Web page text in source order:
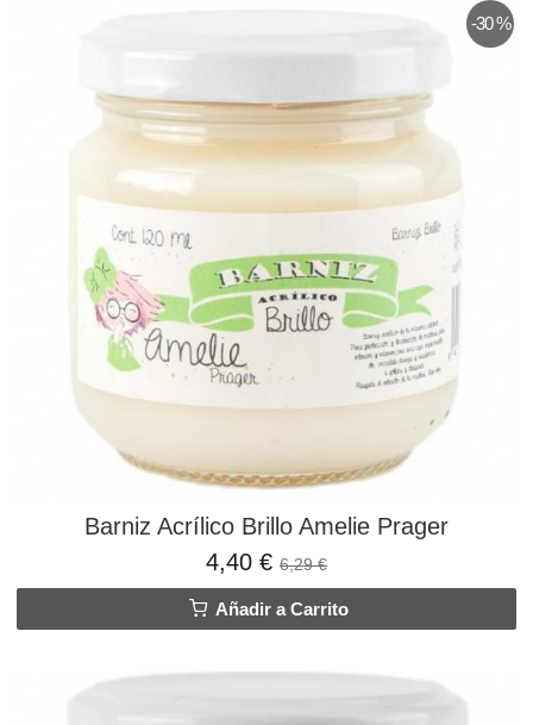
-30 %
Barniz Acrílico Brillo Amelie Prager
4,40 € 6,29 €
Añadir a Carrito